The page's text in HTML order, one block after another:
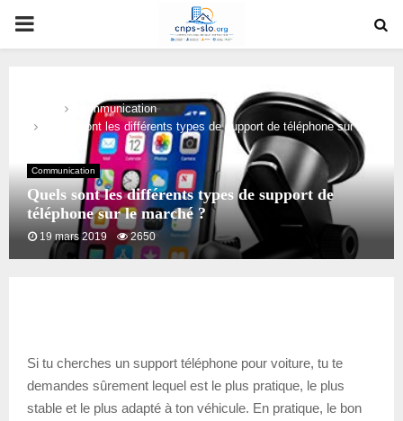
PRIMARY
Communication
Quels sont les différents types de support de téléphone sur le
Communication
Quels sont les différents types de support de
téléphone sur le marché ?
19 mars 2019 2650
Si tu cherches un support téléphone pour voiture, tu te
demandes sûrement lequel est le plus pratique, le plus
stable et le plus adapté à ton véhicule. En pratique, le bon